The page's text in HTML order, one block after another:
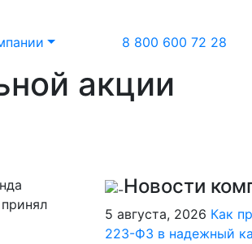
8 800 600 72 28
акции
Новости
5 августа, 2026 Как
223-ФЗ в надежный